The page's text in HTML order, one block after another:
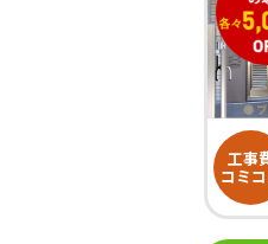
工事
コミ